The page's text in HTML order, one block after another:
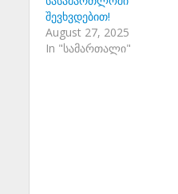
შევხვდებით!
August 27, 2025
In "სამართალი"